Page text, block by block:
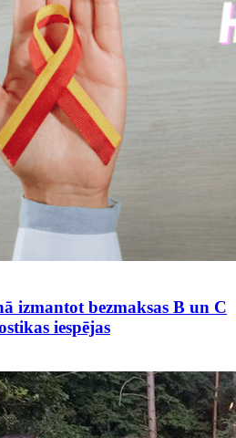
izmantot bezmaksas B un C
iespējas